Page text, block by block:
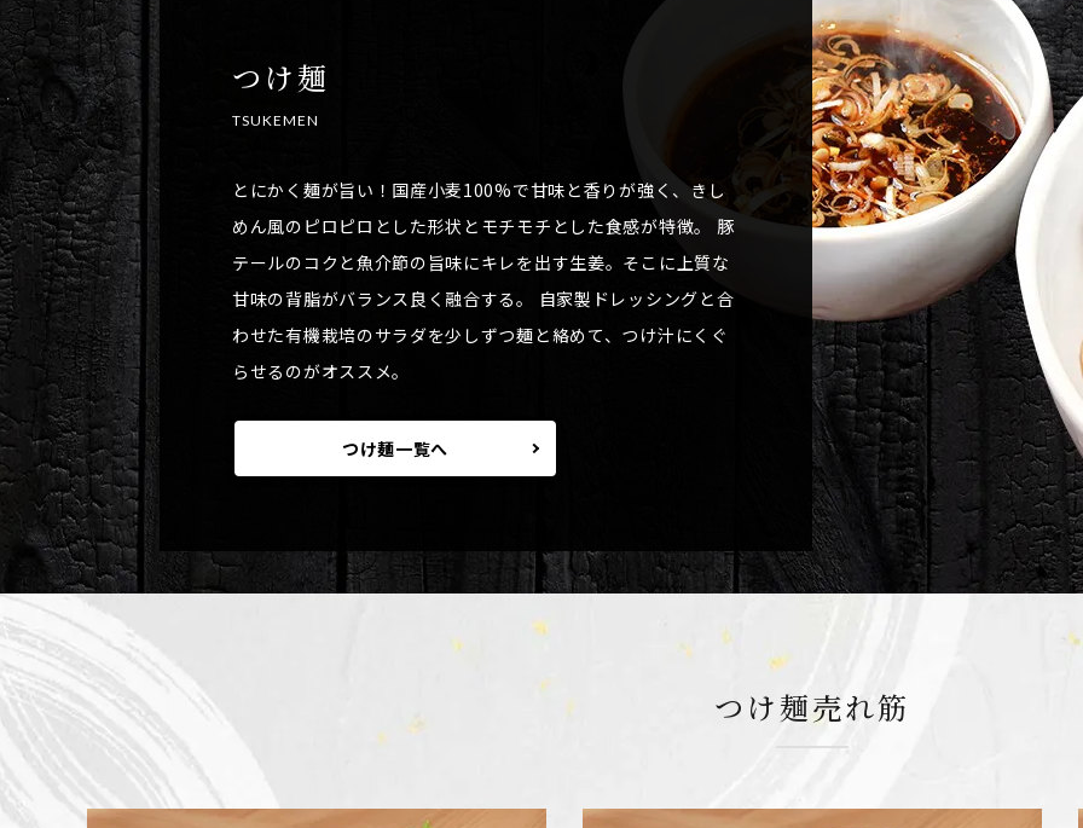
つけ麺
TSUKEMEN
とにかく麺が旨い！国産小麦100%で甘味と香りが強く、きし
めん風のピロピロとした形状とモチモチとした食感が特徴。 豚
テールのコクと魚介節の旨味にキレを出す生姜。そこに上質な
甘味の背脂がバランス良く融合する。 自家製ドレッシングと合
わせた有機栽培のサラダを少しずつ麺と絡めて、つけ汁にくぐ
らせるのがオススメ。
つけ麺一覧へ
つけ麺売れ筋